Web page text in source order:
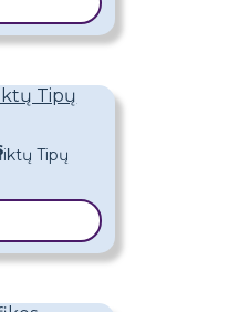
Tipų